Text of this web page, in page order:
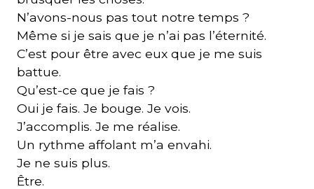
N’avons-nous pas tout notre temps ?
Même si je sais que je n’ai pas l’éternité.
C’est pour être avec eux que je me suis
battue.
Qu’est-ce que je fais ?
Oui je fais. Je bouge. Je vois.
J’accomplis. Je me réalise.
Un rythme affolant m’a envahi.
Je ne suis plus.
Être.